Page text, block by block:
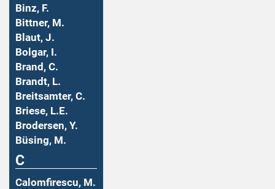
Binz, F.
Bittner, M.
Blaut, J.
Bolgar, I.
Brand, C.
Brandt, L.
Breitsamter, C.
Briese, L.E.
Brodersen, Y.
Büsing, M.
C
Calomfirescu, M.